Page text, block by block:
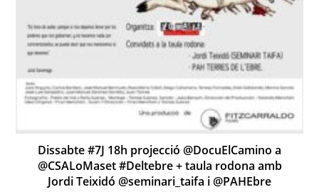
Dissabte #7J 18h projecció @DocuElCamino a
@CSALoMaset #Deltebre + taula rodona amb
Jordi Teixidó @seminari_taifa i @PAHEbre